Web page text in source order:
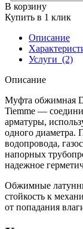
В корзину
Купить в 1 клик
Описание
Услуги (2)
Описание
Муфта обжимная
Tiemme —
арматуры,
одного диаметра.
водопровода,
напорных
надежное
Обжимные
стойкость к
от попадания